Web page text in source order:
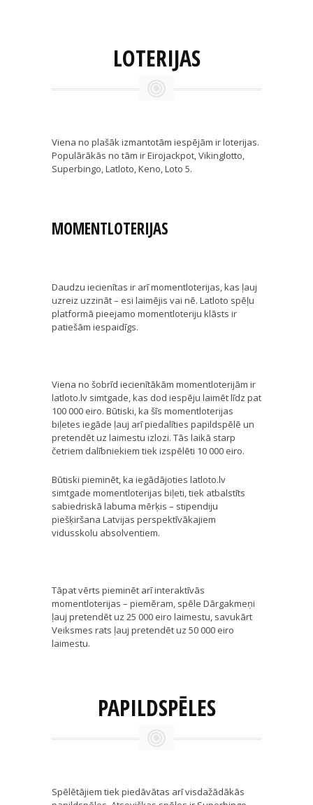
LOTERIJAS
Viena no plašāk izmantotām iespējām ir loterijas.
Populārākās no tām ir Eirojackpot, Vikinglotto,
Superbingo, Latloto, Keno, Loto 5.
MOMENTLOTERIJAS
Daudzu iecienītas ir arī momentloterijas, kas ļauj
uzreiz uzzināt – esi laimējis vai nē. Latloto spēļu
platformā pieejamo momentloteriju klāsts ir
patiešām iespaidīgs.
Viena no šobrīd iecienītākām momentloterijām ir
latloto.lv simtgade, kas dod iespēju laimēt līdz pat
100 000 eiro. Būtiski, ka šīs momentloterijas
biļetes iegāde ļauj arī piedalīties papildspēlē un
pretendēt uz laimestu izlozi. Tās laikā starp
četriem dalībniekiem tiek izspēlēti 10 000 eiro.
Būtiski pieminēt, ka iegādājoties latloto.lv
simtgade momentloterijas biļeti, tiek atbalstīts
sabiedriskā labuma mērķis – stipendiju
piešķiršana Latvijas perspektīvākajiem
vidusskolu absolventiem.
Tāpat vērts pieminēt arī interaktīvās
momentloterijas – piemēram, spēle Dārgakmeņi
ļauj pretendēt uz 25 000 eiro laimestu, savukārt
Veiksmes rats ļauj pretendēt uz 50 000 eiro
laimestu.
PAPILDSPĒLES
Spēlētājiem tiek piedāvātas arī visdažādākās